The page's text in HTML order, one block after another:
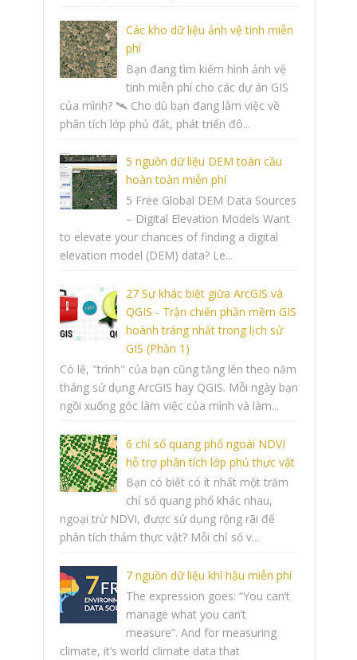
Các kho dữ liệu ảnh vệ tinh miễn
phí
Bạn đang tìm kiếm hình ảnh vệ
tinh miễn phí cho các dự án GIS
của mình? 🛰️ Cho dù bạn đang làm việc về
phân tích lớp phủ đất, phát triển đô...
5 nguồn dữ liệu DEM toàn cầu
hoàn toàn miễn phí
5 Free Global DEM Data Sources
– Digital Elevation Models Want
to elevate your chances of finding a digital
elevation model (DEM) data? Le...
27 Sự khác biệt giữa ArcGIS và
QGIS - Trận chiến phần mềm GIS
hoành tráng nhất trong lịch sử
GIS (Phần 1)
Có lẽ, "trình" của bạn cũng tăng lên theo năm
tháng sử dụng ArcGIS hay QGIS. Mỗi ngày bạn
ngồi xuống góc làm việc của mình và làm...
6 chỉ số quang phổ ngoài NDVI
hỗ trợ phân tích lớp phủ thực vật
Bạn có biết có ít nhất một trăm
chỉ số quang phổ khác nhau,
ngoại trừ NDVI, được sử dụng rộng rãi để
phân tích thảm thực vật? Mỗi chỉ số v...
7 nguồn dữ liệu khí hậu miễn phí
The expression goes: “You can’t
manage what you can’t
measure”. And for measuring
climate, it’s world climate data that